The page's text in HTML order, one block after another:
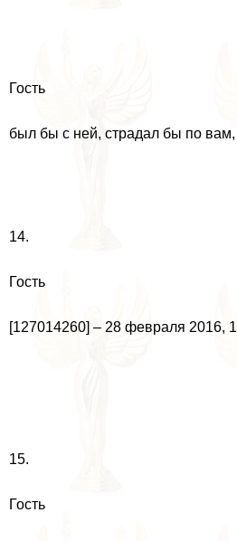
Гость
был бы с ней, страдал бы по вам,
14.
Гость
[127014260] – 28 февраля 2016,
15.
Гость